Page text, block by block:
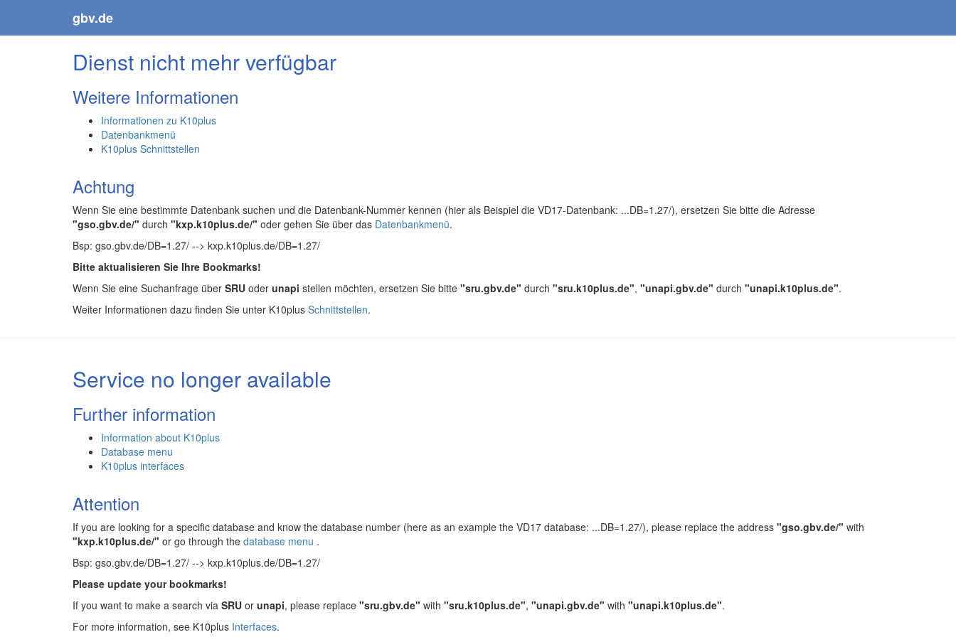
gbv.de
Dienst nicht mehr verfügbar
Weitere Informationen
Informationen zu K10plus
Datenbankmenü
K10plus Schnittstellen
Achtung
Wenn Sie eine bestimmte Datenbank suchen und die Datenbank-Nummer kennen (hier als Beispiel die VD17-Datenbank: ...DB=1.27/), ersetzen Sie bitte die Adresse
"gso.gbv.de/" durch "kxp.k10plus.de/" oder gehen Sie über das Datenbankmenü.
Bsp: gso.gbv.de/DB=1.27/ --> kxp.k10plus.de/DB=1.27/
Bitte aktualisieren Sie Ihre Bookmarks!
Wenn Sie eine Suchanfrage über SRU oder unapi stellen möchten, ersetzen Sie bitte "sru.gbv.de" durch "sru.k10plus.de", "unapi.gbv.de" durch "unapi.k10plus.de".
Weiter Informationen dazu finden Sie unter K10plus Schnittstellen.
Service no longer available
Further information
Information about K10plus
Database menu
K10plus interfaces
Attention
If you are looking for a specific database and know the database number (here as an example the VD17 database: ...DB=1.27/), please replace the address "gso.gbv.de/" with
"kxp.k10plus.de/" or go through the database menu .
Bsp: gso.gbv.de/DB=1.27/ --> kxp.k10plus.de/DB=1.27/
Please update your bookmarks!
If you want to make a search via SRU or unapi, please replace "sru.gbv.de" with "sru.k10plus.de", "unapi.gbv.de" with "unapi.k10plus.de".
For more information, see K10plus Interfaces.